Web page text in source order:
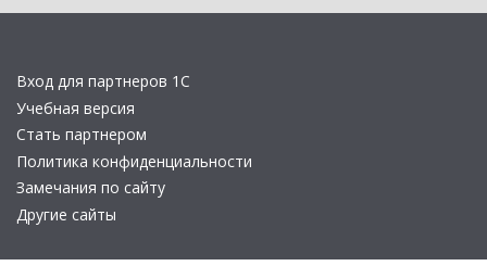
Вход для партнеров 1С
Учебная версия
Стать партнером
Политика конфиденциальности
Замечания по сайту
Другие сайты